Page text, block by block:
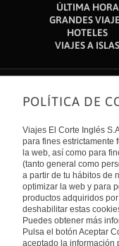
ÚLTIMA HORA
GRANDES
HOTELES
VIAJES A ISLAS
Sobre nosotros
Quiénes somos
Financiación
Sostenibilidad
Turismo accesible
Tarjeta El Corte
Trabaja con
El Corte Inglés
Canal Ético
Enlaces de
Guías de viaje
Catálogos
Auto check-in
Condiciones
Política de
Política de cookies
Accesibilidad
Empresas/ Grupos
Internacional
España
POLÍTICA DE
Viajes El Corte Inglés
para fines estrictamente
la web, así como para
(tanto general como
a partir de tu hábitos de
optimizar la web y para
productos adquiridos
deshabilitar estas
Puedes obtener más
Pulsa el botón Aceptar
aceptado la información